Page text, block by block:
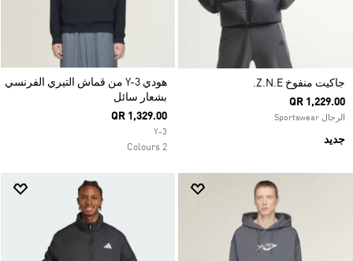
جاكيت منفوخ Z.N.E.
QR 1,229.00
الرجال Sportswear
جديد
هودي Y-3 من قماش التيري الفرنسي
بشعار سائل
QR 1,329.00
Y-3
2 Colours